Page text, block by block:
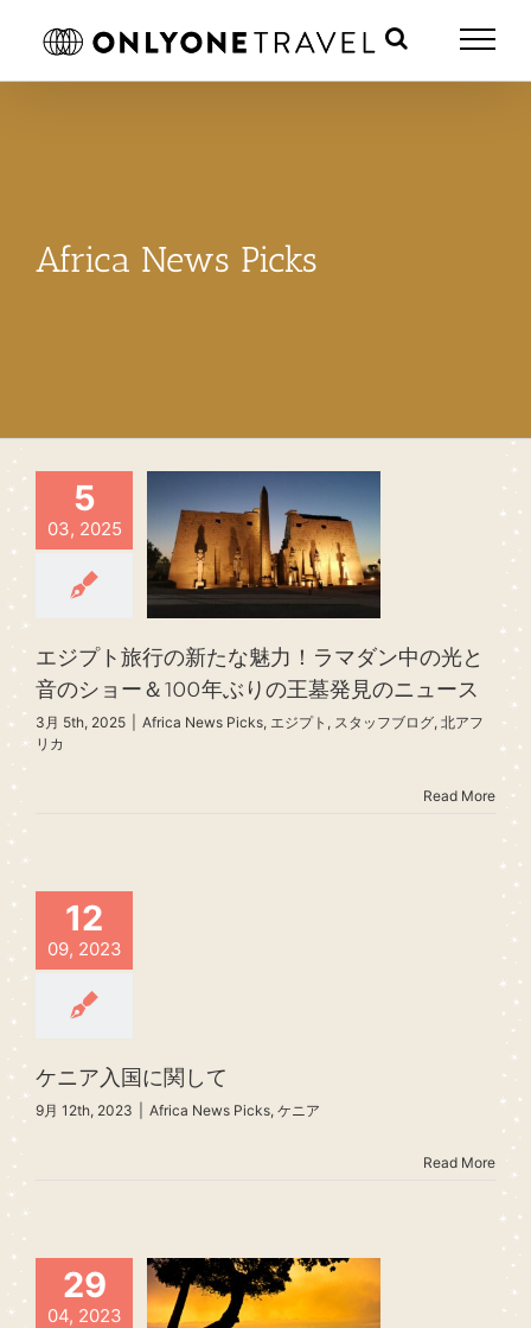
Africa News Picks
5
03, 2025
エジプト旅行の新たな魅力！ラマダン中の光と
音のショー＆100年ぶりの王墓発見のニュース
3月 5th, 2025 Africa News Picks, エジプト , スタッフブログ, 北アフ
リカ
Read More
12
09, 2023
ケニア入国に関して
9月 12th, 2023 Africa News Picks, ケニア
Read More
29
04, 2023